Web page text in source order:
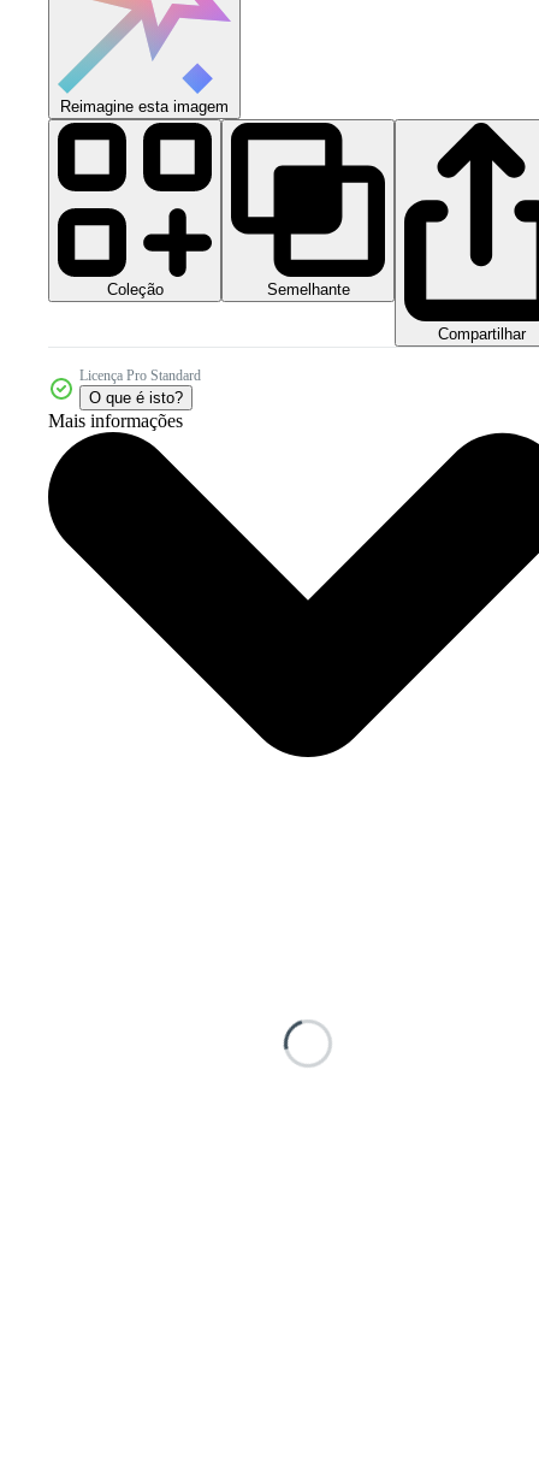
Reimagine esta imagem
Coleção Semelhante
Compartilhar
Licença Pro Standard
O que é isto?
Mais informações